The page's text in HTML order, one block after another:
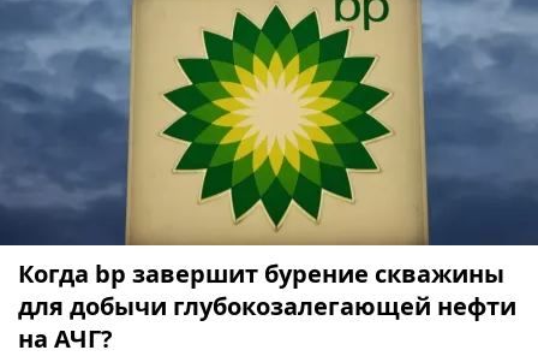
Когда bp завершит бурение скважины
для добычи глубокозалегающей нефти
на АЧГ?